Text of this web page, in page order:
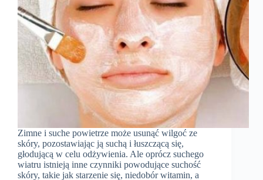
Zimne i suche powietrze może usunąć wilgoć ze
skóry, pozostawiając ją suchą i łuszczącą się,
głodującą w celu odżywienia. Ale oprócz suchego
wiatru istnieją inne czynniki powodujące suchość
skóry, takie jak starzenie się, niedobór witamin, a